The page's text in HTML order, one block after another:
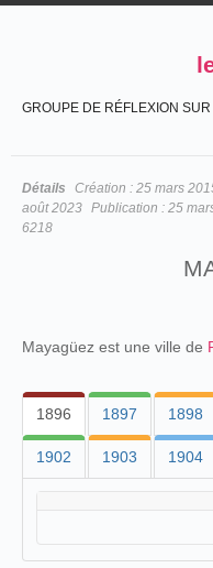
GROUPE DE RÉFLEXION
Détails Création : 25 mars
août 2023 Publication : 25
6218
Mayagüez est une ville de
1896 1897 1898
1902 1903 1904